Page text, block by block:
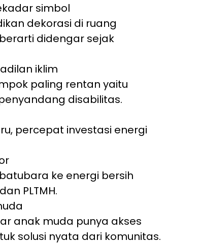
simbol
dekorasi di ruang
didengar sejak
iklim
paling rentan yaitu
disabilitas.
percepat investasi energi
ke energi bersih
PLTMH.
anak muda punya akses
solusi nyata dari komunitas.